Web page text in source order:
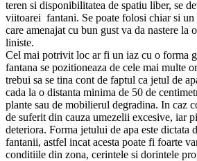
teren si disponibilitatea de spatiu liber, se
viitoarei fantani. Se poate folosi chiar si un
care amenajat cu bun gust va da nastere la
liniste.
Cel mai potrivit loc ar fi un iaz cu o forma
fantana se pozitioneaza de cele mai multe
trebui sa se tina cont de faptul ca jetul de
cada la o distanta minima de 50 de
plante sau de mobilierul degradina. In caz
de suferit din cauza umezelii excesive, iar
deteriora. Forma jetului de apa este dictata
fantanii, astfel incat acesta poate fi foarte
conditiile din zona, cerintele si dorintele